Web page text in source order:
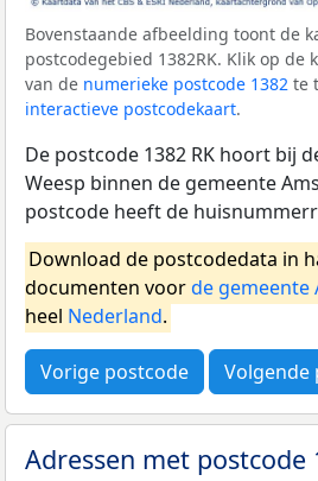
Bovenstaande afbeelding toont de
postcodegebied 1382RK. Klik op de
van de numerieke postcode 1382 te
interactieve postcodekaart.
De postcode 1382 RK hoort bij
Weesp binnen de gemeente
postcode heeft de
Download de postcodedata in
documenten voorde gemeente
heel Nederland.
Vorige postcode Volgende
Adressen met postcode